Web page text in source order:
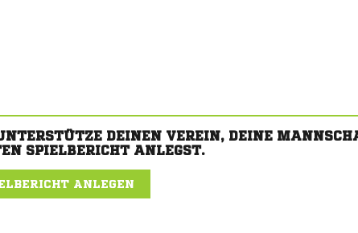
DEINEN VEREIN, DEINE
SPIELBERICHT ANLEGST.
ANLEGEN